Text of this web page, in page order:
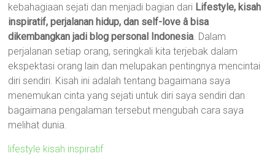
kebahagiaan sejati dan menjadi bagian dari Lifestyle, kisah
inspiratif, perjalanan hidup, dan self-love â bisa
dikembangkan jadi blog personal Indonesia. Dalam
perjalanan setiap orang, seringkali kita terjebak dalam
ekspektasi orang lain dan melupakan pentingnya mencintai
diri sendiri. Kisah ini adalah tentang bagaimana saya
menemukan cinta yang sejati untuk diri saya sendiri dan
bagaimana pengalaman tersebut mengubah cara saya
melihat dunia.
lifestyle kisah inspiratif